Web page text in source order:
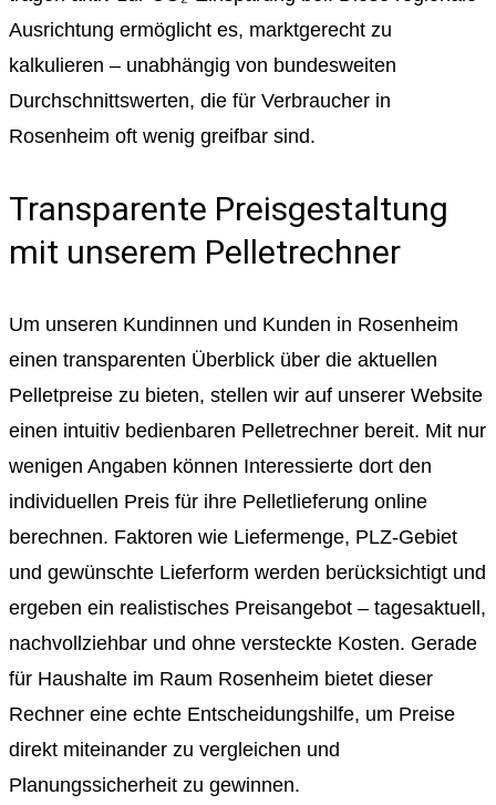
Ausrichtung ermöglicht es, marktgerecht zu
kalkulieren – unabhängig von bundesweiten
Durchschnittswerten, die für Verbraucher in
Rosenheim oft wenig greifbar sind.
Transparente Preisgestaltung
mit unserem Pelletrechner
Um unseren Kundinnen und Kunden in Rosenheim
einen transparenten Überblick über die aktuellen
Pelletpreise zu bieten, stellen wir auf unserer Website
einen intuitiv bedienbaren Pelletrechner bereit. Mit nur
wenigen Angaben können Interessierte dort den
individuellen Preis für ihre Pelletlieferung online
berechnen. Faktoren wie Liefermenge, PLZ-Gebiet
und gewünschte Lieferform werden berücksichtigt und
ergeben ein realistisches Preisangebot – tagesaktuell,
nachvollziehbar und ohne versteckte Kosten. Gerade
für Haushalte im Raum Rosenheim bietet dieser
Rechner eine echte Entscheidungshilfe, um Preise
direkt miteinander zu vergleichen und
Planungssicherheit zu gewinnen.